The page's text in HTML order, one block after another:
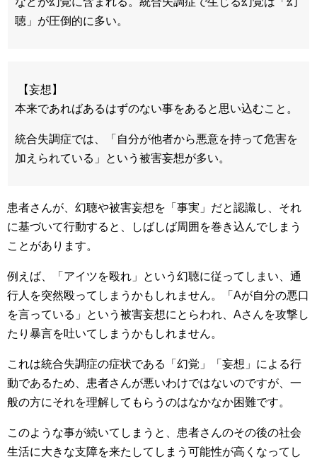
聴」が圧倒的に多い。
【妄想】
本来であればあるはずのない事をあると思い込むこと。
統合失調症では、「自分が他者から悪意を持って危害を
加えられている」という被害妄想が多い。
患者さんが、幻聴や被害妄想を「事実」だと認識し、それ
に基づいて行動すると、しばしば周囲を巻き込んでしまう
ことがあります。
例えば、「アイツを殴れ」という幻聴に従ってしまい、通
行人を突然殴ってしまうかもしれません。「Aが自分の悪口
を言っている」という被害妄想にとらわれ、Aさんを攻撃し
たり暴言を吐いてしまうかもしれません。
これは統合失調症の症状である「幻覚」「妄想」による行
動であるため、患者さんが悪いわけではないのですが、一
般の方にそれを理解してもらうのはなかなか困難です。
このような事が続いてしまうと、患者さんのその後の社会
生活に大きな支障を来たしてしまう可能性が高くなってし